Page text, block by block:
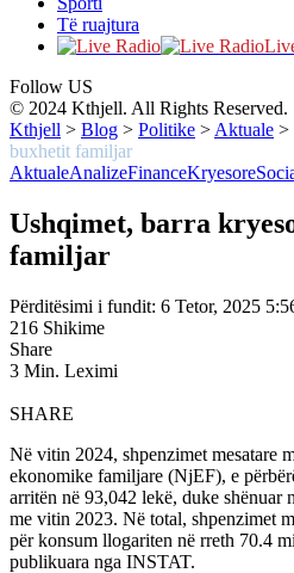
Të ruajtura
Follow US
© 2024 Kthjell. All Rights Reserved.
Kthjell > Blog > Politike > Aktuale >
buxhetit familjar
AktualeAnalizeFinanceKryesore
Ushqimet, barra
familjar
Përditësimi i fundit: 6 Tetor, 2025
216 Shikime
Share
3 Min. Leximi
SHARE
Në vitin 2024, shpenzimet mesatare
ekonomike familjare (NjEF), e
arritën në 93,042 lekë, duke shënuar
me vitin 2023. Në total, shpenzimet
për konsum llogariten në rreth 70.4
publikuara nga INSTAT.